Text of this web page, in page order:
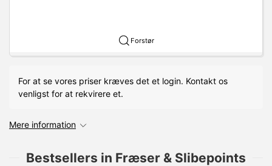
Forstør
For at se vores priser kræves det et login. Kontakt os
venligst for at rekvirere et.
Mere information
Bestsellers in Fræser & Slibepoints